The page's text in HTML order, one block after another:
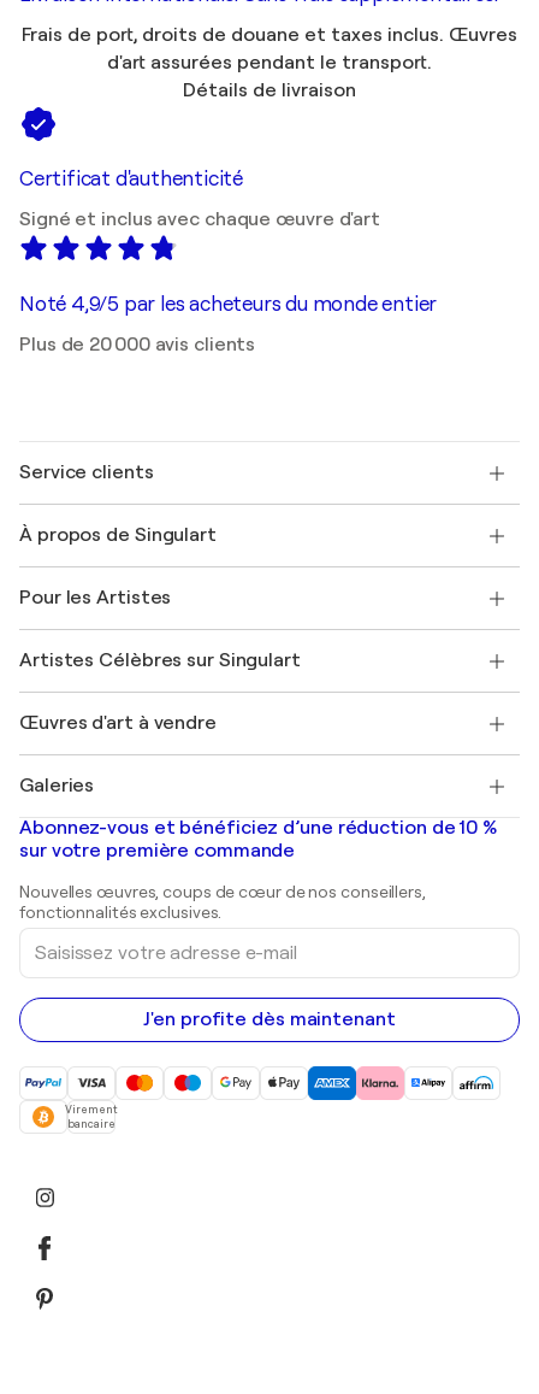
Frais de port, droits de douane et taxes inclus. Œuvres
d'art assurées pendant le transport.
Détails de livraison
Certificat d'authenticité
Signé et inclus avec chaque œuvre d'art
Noté 4,9/5 par les acheteurs du monde entier
Plus de 20 000 avis clients
Service clients
Expédition
Offrir une carte cadeau
Rejoignez notre programme commercial
Mon compte
+33 1 76 44 06 42
À propos de Singulart
FAQ
Magazine Singulart
Emplois
Découvrez une sélection d'art original
Pour les Artistes
Se connecter en tant qu'Artiste
Artistes Célèbres sur Singulart
Marc Chagall
Banksy
Mr. Brainwash
Shepard Fairey
Œuvres d'art à vendre
Tableaux abstraits à vendre
Peintures de paysage
Estampes
Peintures acryliques
Galeries
Galeries d'art en France
Galeries d'art en Belgique
Abonnez-vous et bénéficiez d’une réduction de 10 %
sur votre première commande
Nouvelles œuvres, coups de cœur de nos conseillers,
fonctionnalités exclusives.
Saisissez
votre
adresse
e-
mail
J'en profite dès maintenant
Virement
bancaire